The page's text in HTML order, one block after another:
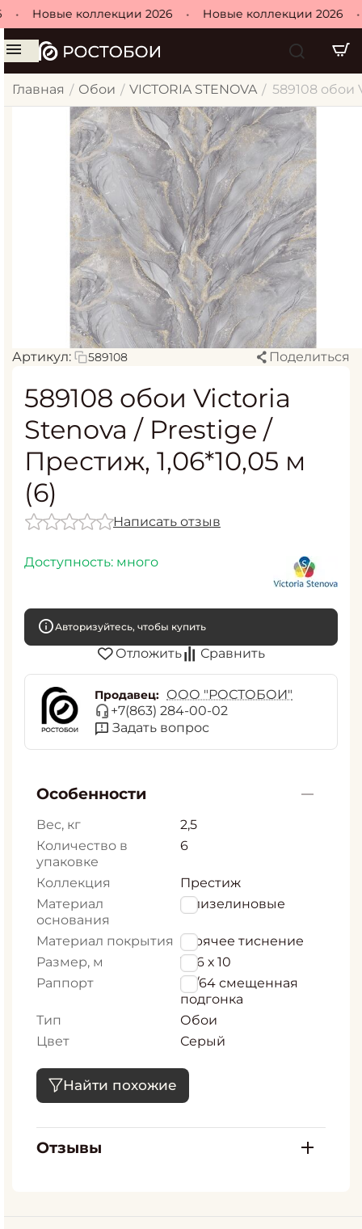
Новые коллекции 2026 Новые коллекции 2026
Главная / Обои / VICTORIA STENOVA / 589108 обои
Артикул: 589108 Поделиться
589108 обои Victoria
Stenova / Prestige /
Престиж, 1,06*10,05 м
(6)
Написать отзыв
Доступность: много
Авторизуйтесь, чтобы купить
Отложить Сравнить
Продавец: ООО "РОСТОБОИ"
+7(863) 284-00-02
Задать вопрос
Особенности
Вес, кг
2,5
Количество в
упаковке
6
Коллекция
Престиж
Материал
основания
Флизелиновые
Материал покрытия Горячее тиснение
Размер, м
1,06 х 10
Раппорт
32/64 смещенная
подгонка
Тип
Обои
Цвет
Серый
Найти похожие
Отзывы